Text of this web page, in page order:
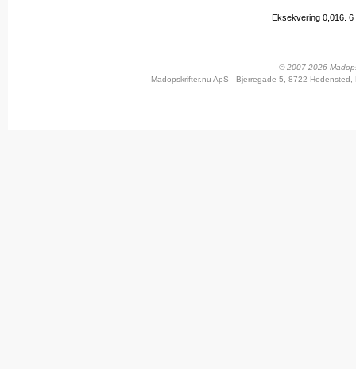
Eksekvering 0,016. 6
© 2007-2026
Madopskrifter.nu ApS - Bjerregade 5, 8722